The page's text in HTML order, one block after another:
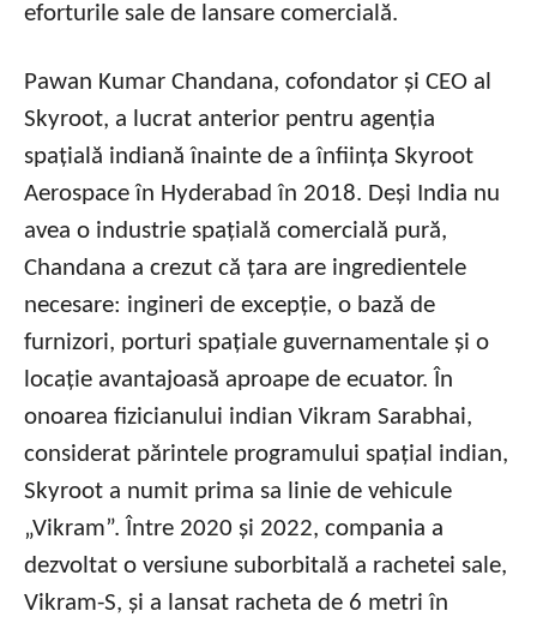
eforturile sale de lansare comercială.
Pawan Kumar Chandana, cofondator și CEO al
Skyroot, a lucrat anterior pentru agenția
spațială indiană înainte de a înființa Skyroot
Aerospace în Hyderabad în 2018. Deși India nu
avea o industrie spațială comercială pură,
Chandana a crezut că țara are ingredientele
necesare: ingineri de excepție, o bază de
furnizori, porturi spațiale guvernamentale și o
locație avantajoasă aproape de ecuator. În
onoarea fizicianului indian Vikram Sarabhai,
considerat părintele programului spațial indian,
Skyroot a numit prima sa linie de vehicule
„Vikram”. Între 2020 și 2022, compania a
dezvoltat o versiune suborbitală a rachetei sale,
Vikram-S, și a lansat racheta de 6 metri în